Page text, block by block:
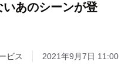
いあのシーンが登
ビス 2021年9月7日 11:00